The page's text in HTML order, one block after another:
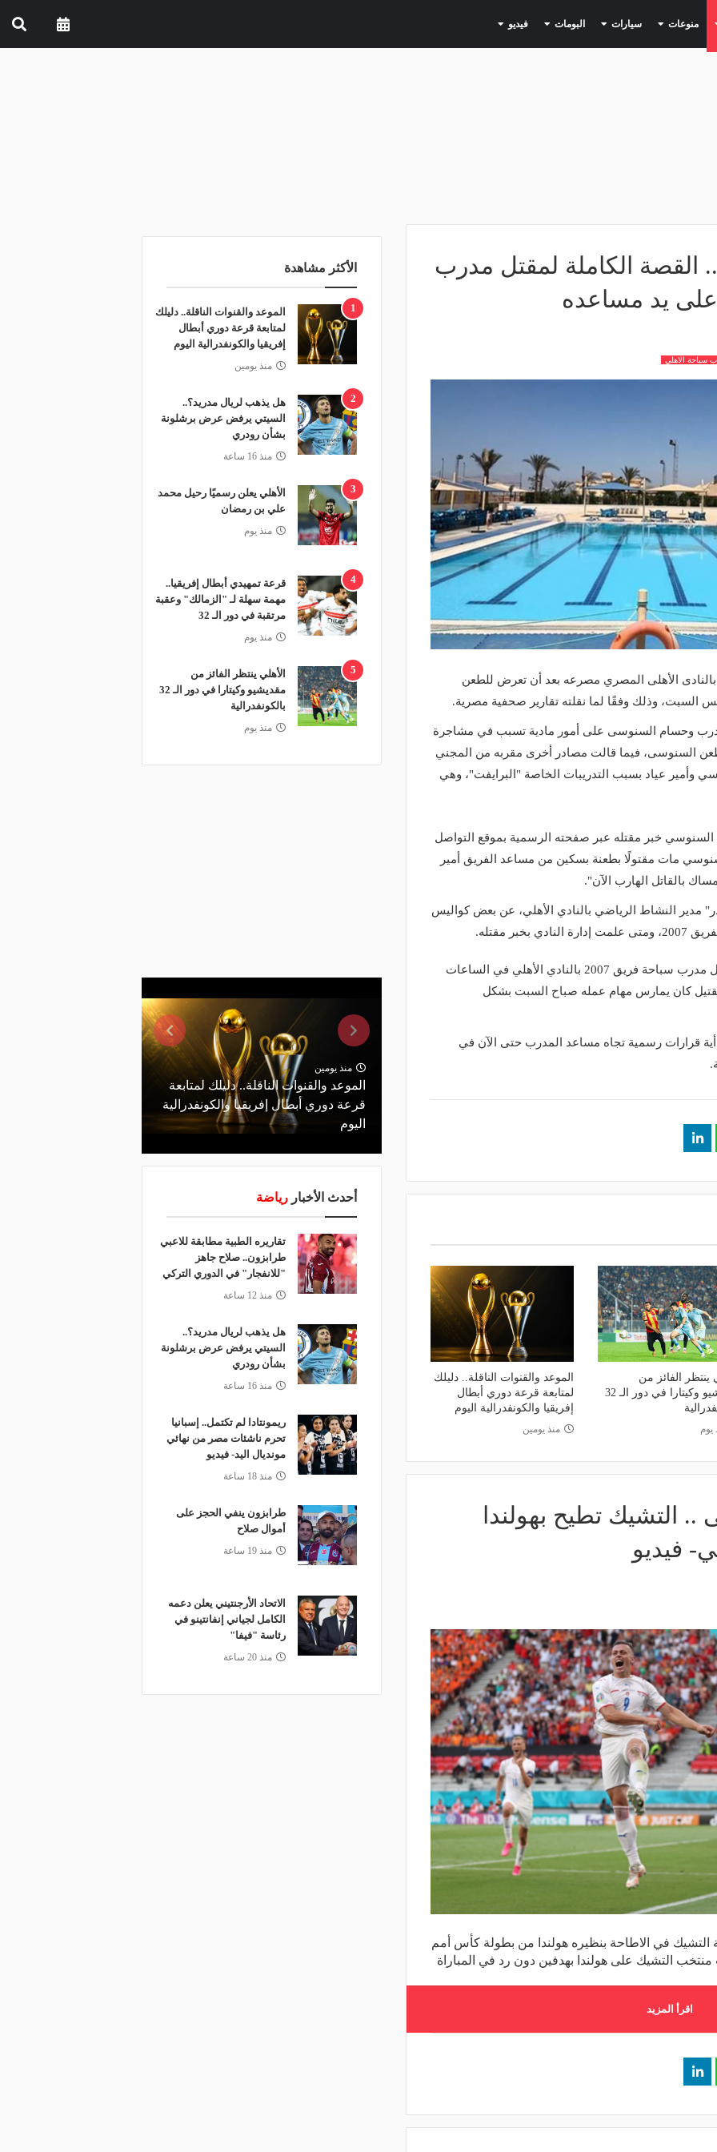
(current) منوعات (current) سيارات (current) البومات (current) فيديو (current)
القصة الكاملة لمقتل مدرب
يد مساعده
سباحة الاهلي
الأهلى المصري مصرعه بعد أن تعرض للطعن
السبت، وذلك وفقًا لما نقلته تقارير صحفية مصرية.
وحسام السنوسى على أمور مادية تسبب في مشاجرة
السنوسى، فيما قالت مصادر أخرى مقربه من المجني
وأمير عياد بسبب التدريبات الخاصة "البرايفت"، وهي
خبر مقتله عبر صفحته الرسمية بموقع التواصل
مات مقتولًا بطعنة بسكين من مساعد الفريق أمير
بالقاتل الهارب الآن".
مدير النشاط الرياضي بالنادي الأهلي، عن بعض كواليس
مقتله.
وقال رؤوف عبد القادرإنه تلقى خبر مقتل مدرب سباحة فريق 2007 بالنادي الأهلي في الساعات
كان يمارس مهام عمله صباح السبت بشكل
أية قرارات رسمية تجاه مساعد المدرب حتى الآن في
ينتظر الفائز من
مقديشيو وكيتارا في دور الـ 32
يوم
الموعد والقنوات الناقلة.. دليلك
لمتابعة قرعة دوري أبطال
إفريقيا والكونفدرالية اليوم
منذ يومين
.. التشيك تطيح بهولندا
فيديو
في الاطاحة بنظيره هولندا من بطولة كأس أمم
اقرأ المزيد
الأكثر مشاهدة
1
الموعد والقنوات الناقلة.. دليلك
لمتابعة قرعة دوري أبطال
إفريقيا والكونفدرالية اليوم
منذ يومين
2
هل يذهب لريال مدريد؟..
السيتي يرفض عرض برشلونة
بشأن رودري
منذ 16 ساعة
3
الأهلي يعلن رسميًا رحيل محمد
علي بن رمضان
منذ يوم
4
قرعة تمهيدي أبطال إفريقيا..
مهمة سهلة لـ "الزمالك" وعقبة
مرتقبة في دور الـ 32
منذ يوم
5
الأهلي ينتظر الفائز من
مقديشيو وكيتارا في دور الـ 32
بالكونفدرالية
منذ يوم
منذ يومين
الموعد والقنوات الناقلة.. دليلك لمتابعة
قرعة دوري أبطال إفريقيا والكونفدرالية
اليوم
هل يذهب لريال مدريد؟.. السيتي يرفض
محمد علي بن
أحدث الأخبار رياضة
تقاريره الطبية مطابقة للاعبي
طرابزون.. صلاح جاهز
"للانفجار" في الدوري التركي
منذ 12 ساعة
هل يذهب لريال مدريد؟..
السيتي يرفض عرض برشلونة
بشأن رودري
منذ 16 ساعة
ريمونتادا لم تكتمل.. إسبانيا
تحرم ناشئات مصر من نهائي
مونديال اليد- فيديو
منذ 18 ساعة
طرابزون ينفي الحجز على
أموال صلاح
منذ 19 ساعة
الاتحاد الأرجنتيني يعلن دعمه
الكامل لجياني إنفانتينو في
رئاسة "فيفا"
منذ 20 ساعة